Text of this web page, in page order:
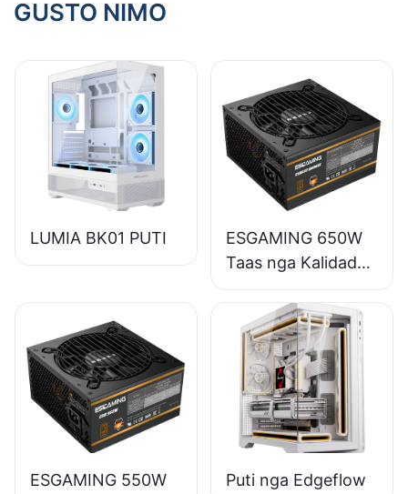
GUSTO NIMO
LUMIA BK01 PUTI
ESGAMING 650W
Taas nga Kalidad
85% nga Epektibo
nga Full-Module
80+ Bronse nga
Suplay sa Kuryente
sa Desktop PC
ESB650W
ESGAMING 550W
Puti nga Edgeflow